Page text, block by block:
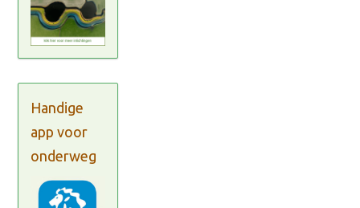
Handige
app voor
onderweg